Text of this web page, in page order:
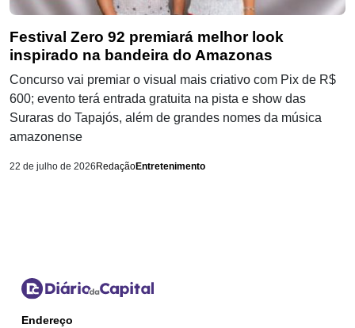
Festival Zero 92 premiará melhor look
inspirado na bandeira do Amazonas
Concurso vai premiar o visual mais criativo com Pix de R$
600; evento terá entrada gratuita na pista e show das
Suraras do Tapajós, além de grandes nomes da música
amazonense
22 de julho de 2026 RedaçãoEntretenimento
Endereço